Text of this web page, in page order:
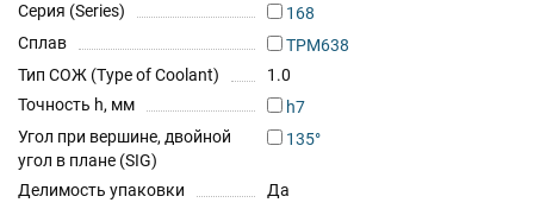
Серия (Series)
168
Сплав
TPM638
Тип СОЖ (Type of Coolant)
1.0
Точность h, мм
h7
Угол при вершине, двойной
угол в плане (SIG)
135°
Делимость упаковки
Да